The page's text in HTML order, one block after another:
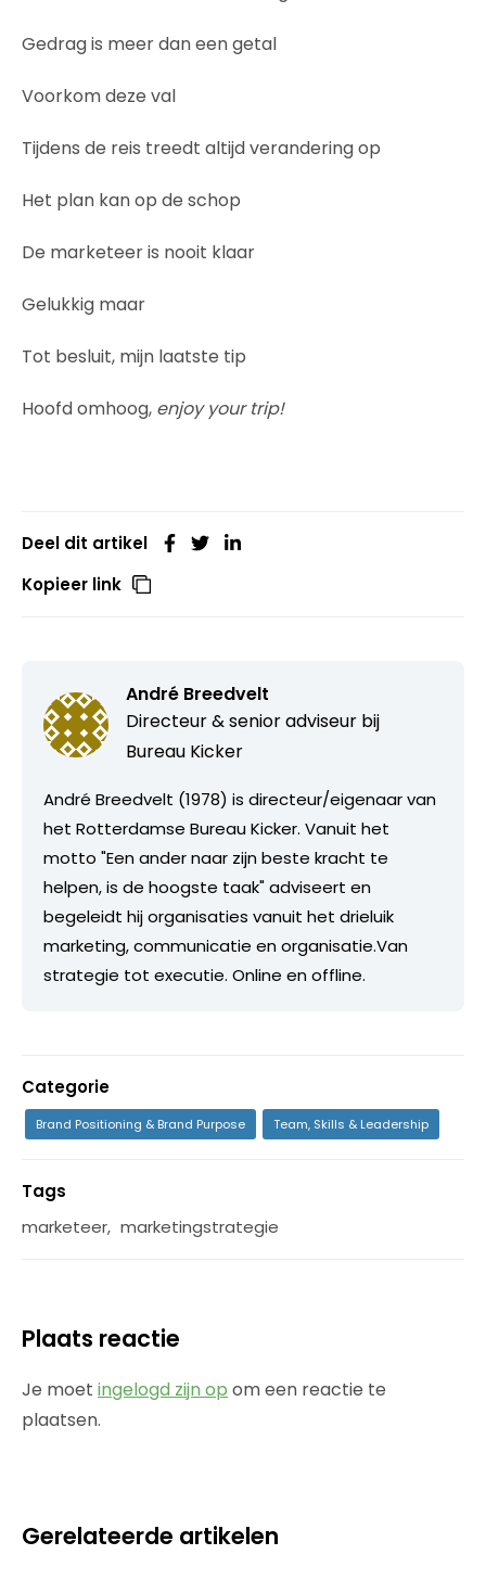
Gedrag is meer dan een getal
Voorkom deze val
Tijdens de reis treedt altijd verandering op
Het plan kan op de schop
De marketeer is nooit klaar
Gelukkig maar
Tot besluit, mijn laatste tip
Hoofd omhoog, enjoy your trip!
Deel dit artikel
Kopieer link
André Breedvelt
Directeur & senior adviseur bij
Bureau Kicker
André Breedvelt (1978) is directeur/eigenaar van
het Rotterdamse Bureau Kicker. Vanuit het
motto "Een ander naar zijn beste kracht te
helpen, is de hoogste taak" adviseert en
begeleidt hij organisaties vanuit het drieluik
marketing, communicatie en organisatie.Van
strategie tot executie. Online en offline.
Categorie
Brand Positioning & Brand Purpose Team, Skills & Leadership
Tags
marketeer, marketingstrategie
Plaats reactie
Je moet ingelogd zijn op om een reactie te
plaatsen.
Gerelateerde artikelen